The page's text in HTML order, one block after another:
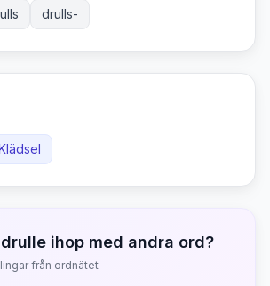
drulls-
drulle ihop med andra ord?
från ordnätet